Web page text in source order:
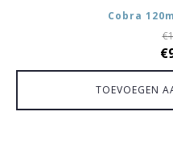
Cobra
€
€
TOEVOEGEN